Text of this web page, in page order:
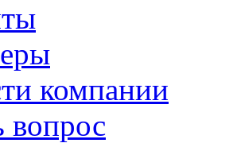
компании
вопрос